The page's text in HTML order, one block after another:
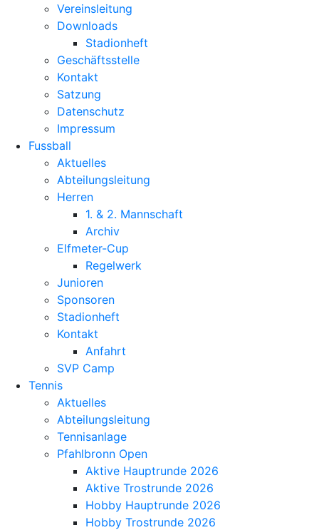
Vereinsleitung
Downloads
Stadionheft
Geschäftsstelle
Kontakt
Satzung
Datenschutz
Impressum
Fussball
Aktuelles
Abteilungsleitung
Herren
1. & 2. Mannschaft
Archiv
Elfmeter-Cup
Regelwerk
Junioren
Sponsoren
Stadionheft
Kontakt
Anfahrt
SVP Camp
Tennis
Aktuelles
Abteilungsleitung
Tennisanlage
Pfahlbronn Open
Aktive Hauptrunde 2026
Aktive Trostrunde 2026
Hobby Hauptrunde 2026
Hobby Trostrunde 2026